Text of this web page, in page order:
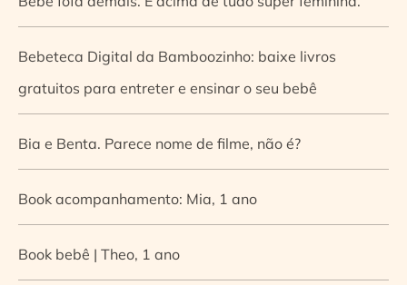
Bebeteca Digital da Bamboozinho: baixe livros
gratuitos para entreter e ensinar o seu bebê
Bia e Benta. Parece nome de filme, não é?
Book acompanhamento: Mia, 1 ano
Book bebê | Theo, 1 ano